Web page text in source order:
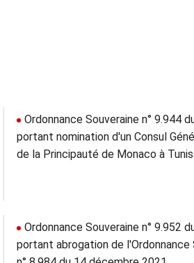
Ordonnance Souveraine n° 9.944
portant nomination d'un Consul
de la Principauté de Monaco à Tunis
Ordonnance Souveraine n° 9.952
portant abrogation de l'Ordonnance